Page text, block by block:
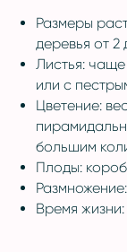
Размеры
деревья от 2
Листья:
или с
Цветение:
большим
Плоды:
Время